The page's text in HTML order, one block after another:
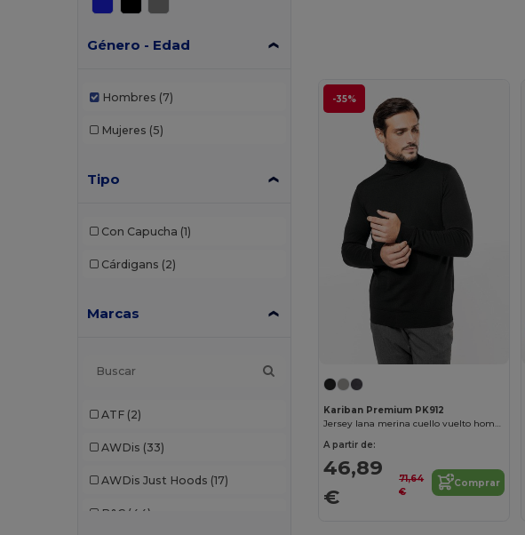
Género - Edad
Hombres (7)
Mujeres (5)
Tipo
Con Capucha (1)
Cárdigans (2)
Marcas
ATF (2)
AWDis (33)
AWDis Just Hoods (17)
B&C (44)
-35%
Kariban Premium PK912
Jersey lana merina cuello vuelto hombre
A partir de:
46,89
€
71,64
€
Comprar